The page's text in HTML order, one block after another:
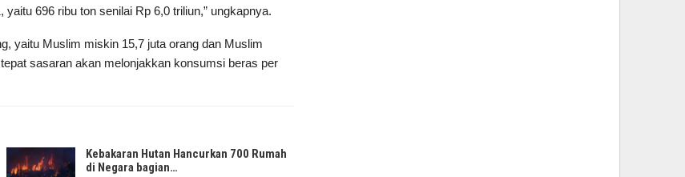
696 ribu ton senilai Rp 6,0 triliun,” ungkapnya.
yaitu Muslim miskin 15,7 juta orang dan Muslim
sasaran akan melonjakkan konsumsi beras per
Kebakaran Hutan Hancurkan 700 Rumah
di Negara bagian…